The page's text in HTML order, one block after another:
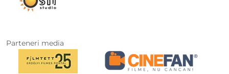
Parteneri media